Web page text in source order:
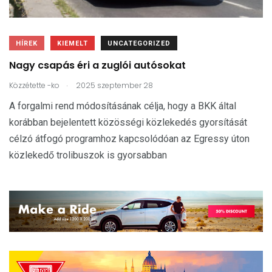
HÍREK KIEMELT UNCATEGORIZED
Nagy csapás éri a zuglói autósokat
Közzétette -ko . 2025 szeptember 28
A forgalmi rend módosításának célja, hogy a BKK által
korábban bejelentett közösségi közlekedés gyorsítását
célzó átfogó programhoz kapcsolódóan az Egressy úton
közlekedő trolibuszok is gyorsabban